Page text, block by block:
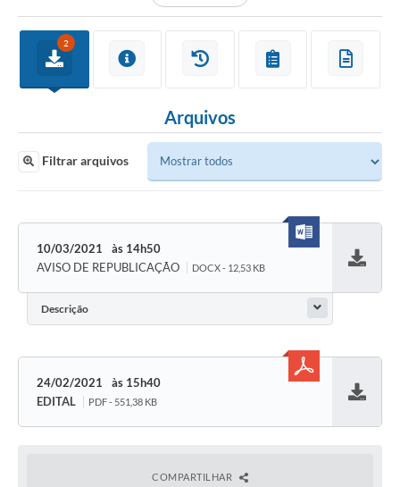
2
Arquivos
Filtrar arquivos
10/03/2021
14h50
AVISO DE REPUBLICAÇÃO
DOCX - 12,53 KB
Descrição
24/02/2021
15h40
EDITAL
PDF - 551,38 KB
COMPARTILHAR